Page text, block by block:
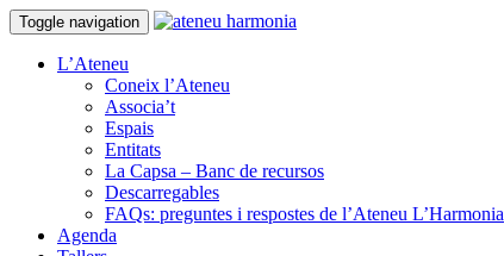
Toggle navigation
L’Ateneu
Coneix l’Ateneu
Associa’t
Espais
Entitats
La Capsa – Banc de recursos
Descarregables
FAQs: preguntes i respostes de l’Ateneu L’Harmonia
Agenda